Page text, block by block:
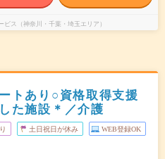
ス（神奈川・千葉・埼玉エリア）
トあり○資格取得支援
た施設＊／介護
土日祝日が休み WEB登録OK